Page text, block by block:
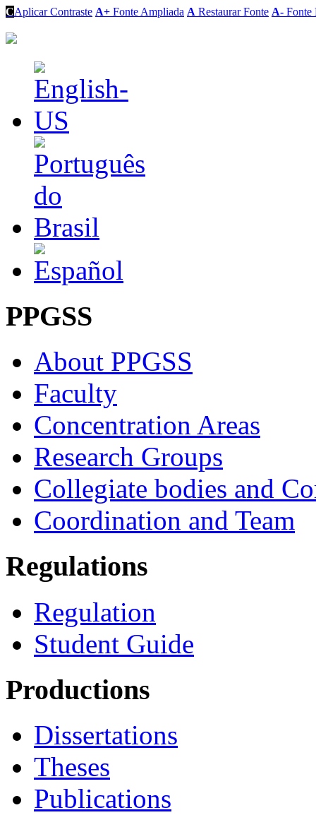
CAplicar Contraste A+ Fonte Ampliada A Restaurar Fonte A- Fonte
PPGSS
About PPGSS
Faculty
Concentration Areas
Research Groups
Collegiate bodies and
Coordination and Team
Regulations
Regulation
Student Guide
Productions
Dissertations
Theses
Publications